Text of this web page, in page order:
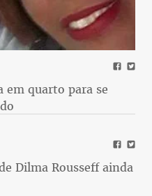
em quarto para se
Dilma Rousseff ainda